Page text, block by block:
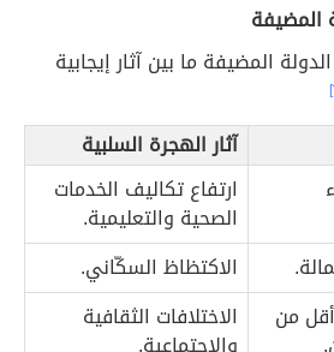
المضيفة
المضيفة ما بين آثار إيجابية
آثار الهجرة السلبية
ارتفاع تكاليف الخدمات
الصحية والتعليمية.
الاكتظاظ السكّاني.
من
الاختلافات الثقافية